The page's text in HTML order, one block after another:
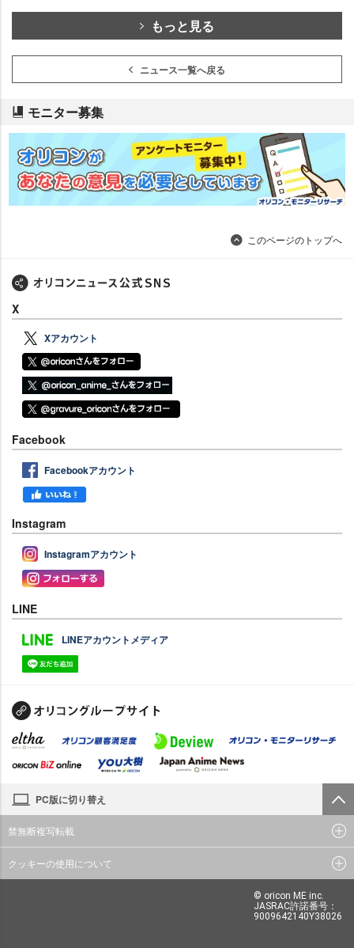
もっと見る
ニュース一覧へ戻る
モニター募集
このページのトップへ
X
Xアカウント
Facebook
Facebookアカウント
Instagram
Instagramアカウント
LINE
LINEアカウントメディア
PC版に切り替え
禁無断複写転載
クッキーの使用について
© oricon ME inc.
JASRAC許諾番号：
9009642140Y38026